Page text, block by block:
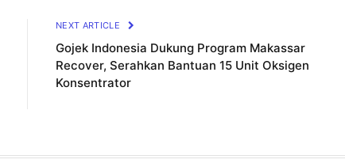
NEXT ARTICLE
Gojek Indonesia Dukung Program Makassar
Recover, Serahkan Bantuan 15 Unit Oksigen
Konsentrator